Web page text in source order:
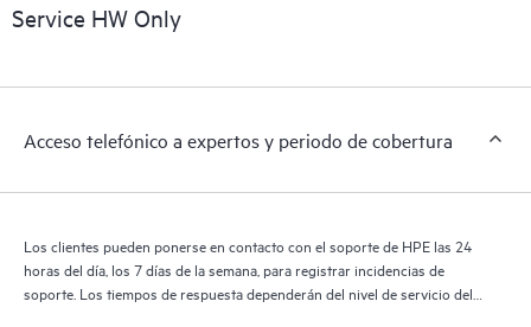
de HPE cubiertos por el servicio HPE Tech Care. Los clientes
distintos productos instalados en sus entornos y cómo
permiten a los clientes realizar determinadas actividades sin
proporcionan, además, un portal de recursos de conocimiento
los recursos de HPE, que impulsan la excelencia de las
operaciones y optimizan el rendimiento, del extremo a la nube.
Service HW Only
Acceso telefónico a expertos y periodo de cobertura
Los clientes pueden ponerse en contacto con el soporte de HPE las 24
horas del día, los 7 días de la semana, para registrar incidencias de
soporte. Los tiempos de respuesta dependerán del nivel de servicio del